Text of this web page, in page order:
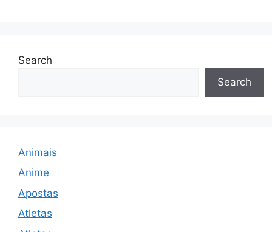
Search
Search
Animais
Anime
Apostas
Atletas